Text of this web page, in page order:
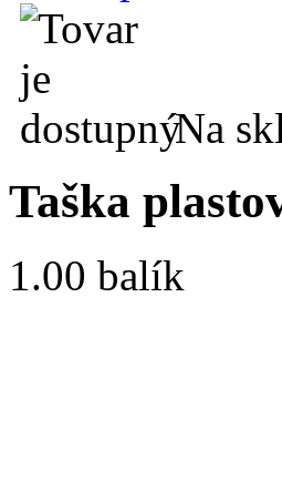
Na
Taška
1.00 balík